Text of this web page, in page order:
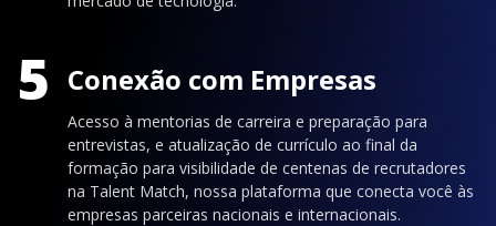
5 Conexão com Empresas
Acesso à mentorias de carreira e preparação para
entrevistas, e atualização de currículo ao final da
formação para visibilidade de centenas de recrutadores
na Talent Match, nossa plataforma que conecta você às
empresas parceiras nacionais e internacionais.